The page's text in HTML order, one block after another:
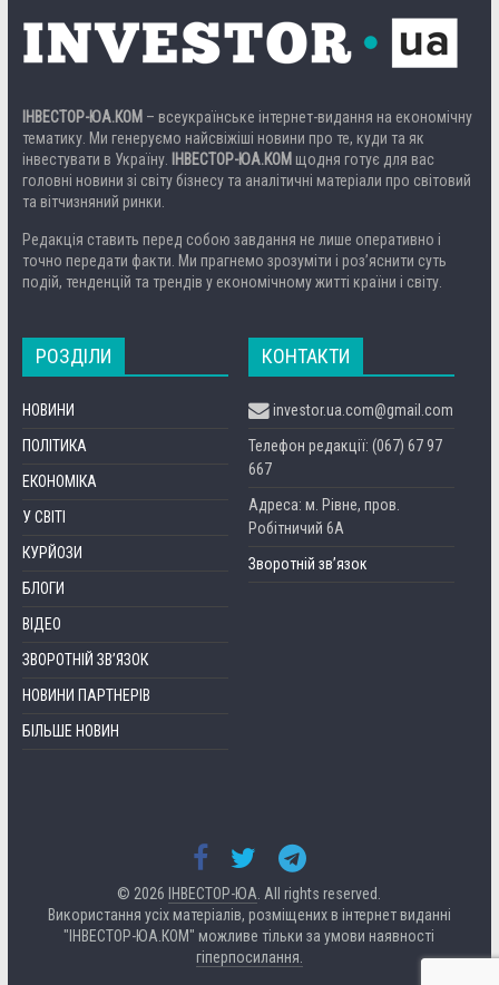
ІНВЕСТОР-ЮА.КОМ – всеукраїнське інтернет-видання на економічну
тематику. Ми генеруємо найсвіжіші новини про те, куди та як
інвестувати в Україну.
ІНВЕСТОР-ЮА.КОМ щодня готує для вас
головні новини зі світу бізнесу та аналітичні матеріали про світовий
та вітчизняний ринки.
Редакція ставить перед собою завдання не лише оперативно і
точно передати факти. Ми прагнемо зрозуміти і роз’яснити суть
подій, тенденцій та трендів у економічному житті країни і світу.
РОЗДІЛИ
НОВИНИ
ПОЛІТИКА
ЕКОНОМІКА
У СВІТІ
КУРЙОЗИ
БЛОГИ
ВІДЕО
ЗВОРОТНІЙ ЗВ’ЯЗОК
НОВИНИ ПАРТНЕРІВ
БІЛЬШЕ НОВИН
КОНТАКТИ
investor.ua.com@gmail.com
Телефон редакції: (067) 67 97
667
Адреса: м. Рівне, пров.
Робітничий 6А
Зворотній зв’язок
© 2026 ІНВЕСТОР-ЮА . All rights reserved.
Використання усіх матеріалів, розміщених в інтернет виданні
"ІНВЕСТОР-ЮА.КОМ" можливе тільки за умови наявності
гіперпосилання.